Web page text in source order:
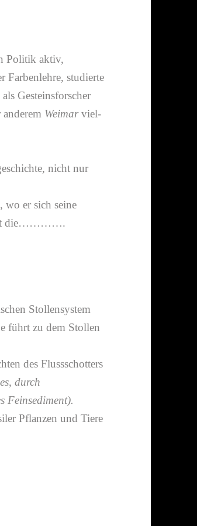
Politik aktiv,
Farbenlehre, studierte
Gesteinsforscher
Weimarviel­
nicht nur
wo er sich seine
ist die………….
Stollensystem
führt zu dem Stollen
des Flussschotters
durch
Feinsediment).
Pflanzen und Tiere